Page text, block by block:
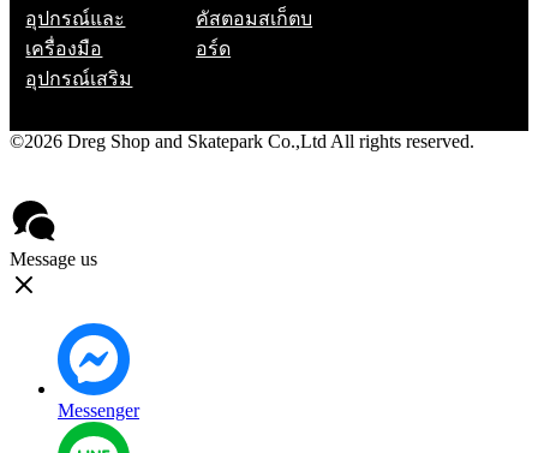
อุปกรณ์และ
เครื่องมือ
อุปกรณ์เสริม
คัสตอมสเก็ตบ
อร์ด
©2026 Dreg Shop and Skatepark Co.,Ltd All rights reserved.
Message us
Messenger